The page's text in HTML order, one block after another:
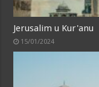
Jerusalim u Kur'anu
15/01/2024